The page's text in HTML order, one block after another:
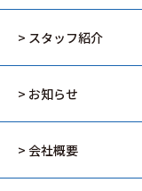
> スタッフ紹介
> お知らせ
> 会社概要